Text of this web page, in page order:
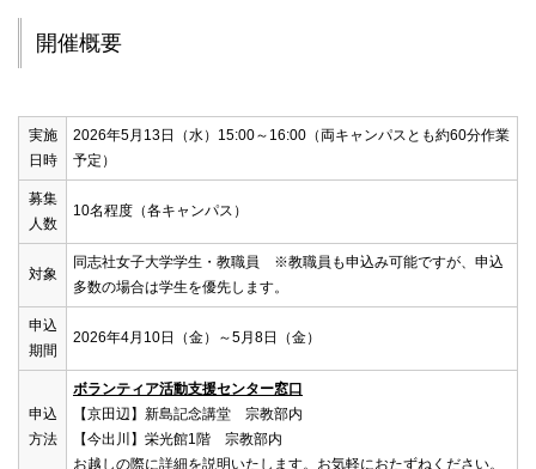
開催概要
実施
日時
2026年5月13日（水）15:00～16:00（両キャンパスとも約60分作業
予定）
募集
人数
10名程度（各キャンパス）
対象
同志社女子大学学生・教職員 ※教職員も申込み可能ですが、申込
多数の場合は学生を優先します。
申込
期間
2026年4月10日（金）～5月8日（金）
申込
方法
ボランティア活動支援センター窓口
【京田辺】新島記念講堂 宗教部内
【今出川】栄光館1階 宗教部内
お越しの際に詳細を説明いたします。お気軽におたずねください。